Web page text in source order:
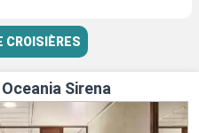
CROISIÈRES
Sirena